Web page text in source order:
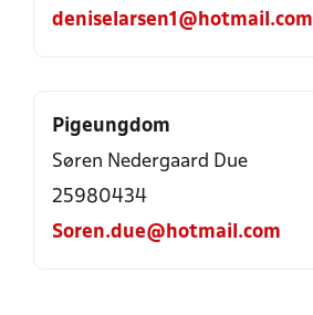
deniselarsen1@hotmail.com
Pigeungdom
Søren Nedergaard Due
25980434
Soren.due@hotmail.com